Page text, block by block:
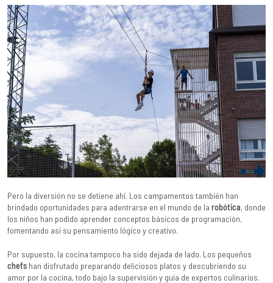
Pero la diversión no se detiene ahí. Los campamentos también han
brindado oportunidades para adentrarse en el mundo de la robótica, donde
los niños han podido aprender conceptos básicos de programación,
fomentando así su pensamiento lógico y creativo.
Por supuesto, la cocina tampoco ha sido dejada de lado. Los pequeños
chefs han disfrutado preparando deliciosos platos y descubriendo su
amor por la cocina, todo bajo la supervisión y guía de expertos culinarios.